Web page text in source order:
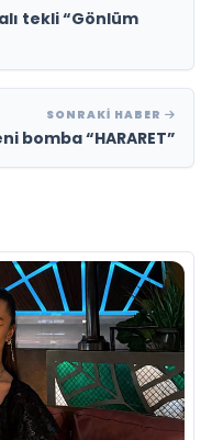
tekli “Gönlüm
SONRAKI HABER
bomba “HARARET”